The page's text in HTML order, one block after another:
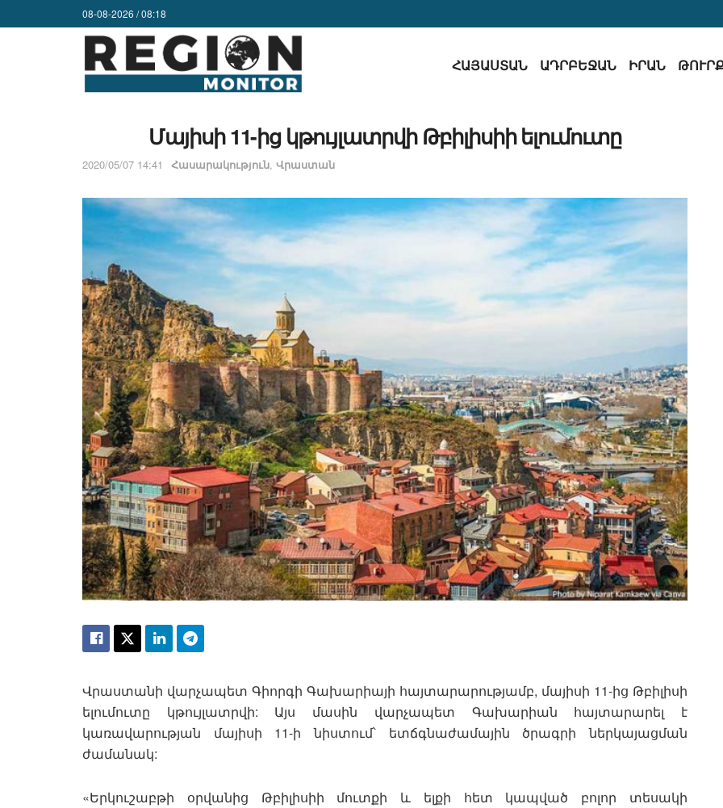
08-08-2026 / 08:18
ՀԱՅԱՍՏԱՆ ԱԴՐԲԵՋԱՆ ԻՐԱՆ
Մայիսի 11-ից կթույլատրվի Թբիլիսիի ելումուտը
2020/05/07 14:41 Հասարակություն, Վրաստան
Վրաստանի վարչապետ Գիորգի Գախարիայի հայտարարությամբ, մայիսի 11-ից Թբիլիսի
ելումուտը կթույլատրվի: Այս մասին վարչապետ Գախարիան հայտարարել է
կառավարության մայիսի 11-ի նիստում՝ ետճգնաժամային ծրագրի ներկայացման
ժամանակ:
«Երկուշաբթի օրվանից Թբիլիսիի մուտքի և ելքի հետ կապված բոլոր տեսակի